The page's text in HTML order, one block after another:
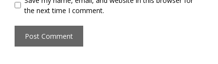
the next time I comment.